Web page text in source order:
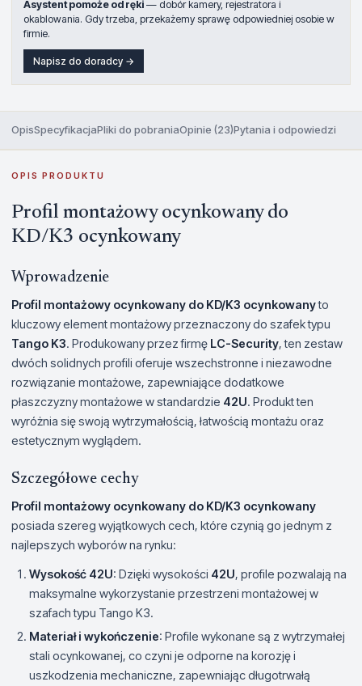
Asystent pomoże od ręki — dobór kamery, rejestratora i
okablowania. Gdy trzeba, przekażemy sprawę odpowiedniej osobie w
firmie.
Napisz do doradcy →
OpisSpecyfikacjaPliki do pobraniaOpinie (23)Pytania i odpowiedzi
OPIS PRODUKTU
Profil montażowy ocynkowany do
KD/K3 ocynkowany
Wprowadzenie
Profil montażowy ocynkowany do KD/K3 ocynkowanyto
kluczowy element montażowy przeznaczony do szafek typu
Tango K3. Produkowany przez firmę LC-Security, ten zestaw
dwóch solidnych profili oferuje wszechstronne i niezawodne
rozwiązanie montażowe, zapewniające dodatkowe
płaszczyzny montażowe w standardzie 42U. Produkt ten
wyróżnia się swoją wytrzymałością, łatwością montażu oraz
estetycznym wyglądem.
Szczegółowe cechy
Profil montażowy ocynkowany do KD/K3 ocynkowany
posiada szereg wyjątkowych cech, które czynią go jednym z
najlepszych wyborów na rynku:
Wysokość 42U: Dzięki wysokości 42U, profile pozwalają na
maksymalne wykorzystanie przestrzeni montażowej w
szafach typu Tango K3.
Materiał i wykończenie: Profile wykonane są z wytrzymałej
stali ocynkowanej, co czyni je odporne na korozję i
uszkodzenia mechaniczne, zapewniając długotrwałą